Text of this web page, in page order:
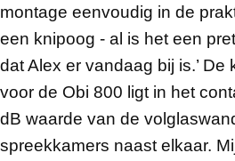
montage eenvoudig in de
een knipoog - al is het een
dat Alex er vandaag bij is.’
voor de Obi 800 ligt in het
dB waarde van de
spreekkamers naast elkaar.